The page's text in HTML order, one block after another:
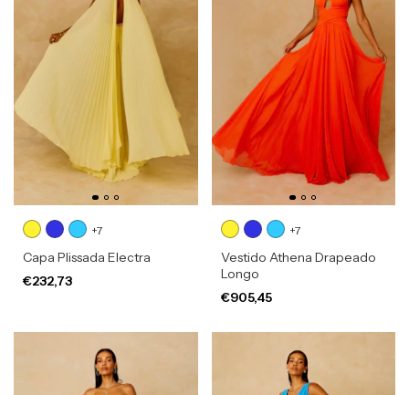
+7
Capa Plissada Electra
€232,73
+7
Vestido Athena Drapeado
Longo
€905,45